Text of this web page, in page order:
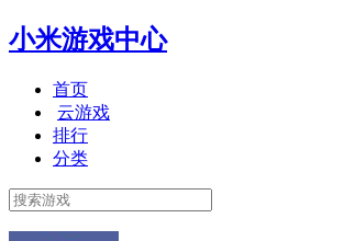
小米游戏中心
首页
云游戏
排行
分类